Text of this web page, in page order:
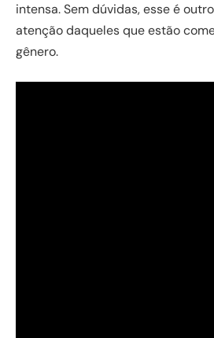
intensa. Sem dúvidas, esse é
atenção daqueles que estão
gênero.